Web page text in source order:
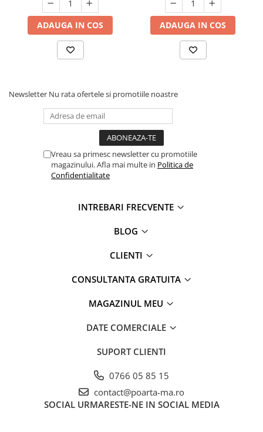
ADAUGA IN COS ADAUGA IN COS
Newsletter Nu rata ofertele si promotiile noastre
Vreau sa primesc newsletter cu promotiile
magazinului. Afla mai multe in Politica de
Confidentialitate
INTREBARI FRECVENTE
BLOG
CLIENTI
CONSULTANTA GRATUITA
MAGAZINUL MEU
DATE COMERCIALE
SUPORT CLIENTI
0766 05 85 15
contact@poarta-ma.ro
SOCIAL URMARESTE-NE IN SOCIAL MEDIA